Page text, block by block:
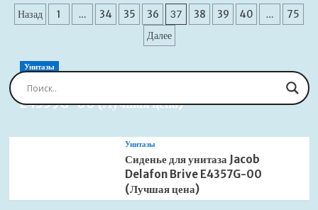
Energy
Elite
Пагинация
Назад 1 … 34 35 36 37 38 39 40 …
75
Далее
Унитазы
Сиденье для унитаза Jacob Delafon Brive
E4359G-00 (Лучшая цена)
Унитазы
Сиденье для унитаза Jacob
Delafon Brive E4357G-00
(Лучшая цена)